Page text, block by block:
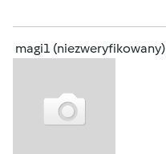
magi1 (niezweryfikowany)